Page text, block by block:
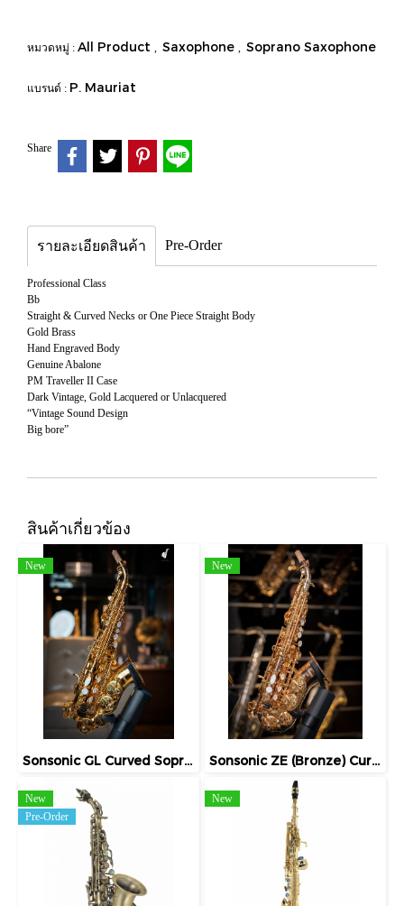
หมวดหมู่ : All Product , Saxophone , Soprano Saxophone
แบรนด์ : P. Mauriat
Share
รายละเอียดสินค้า Pre-Order
Professional Class
Bb
Straight & Curved Necks or One Piece Straight Body
Gold Brass
Hand Engraved Body
Genuine Abalone
PM Traveller II Case
Dark Vintage, Gold Lacquered or Unlacquered
“Vintage Sound Design
Big bore”
สินค้าเกี่ยวข้อง
New
Sonsonic GL Curved Soprano Saxophone
New
Sonsonic ZE (Bronze) Curved Soprano Saxophone
New
Pre-Order
New